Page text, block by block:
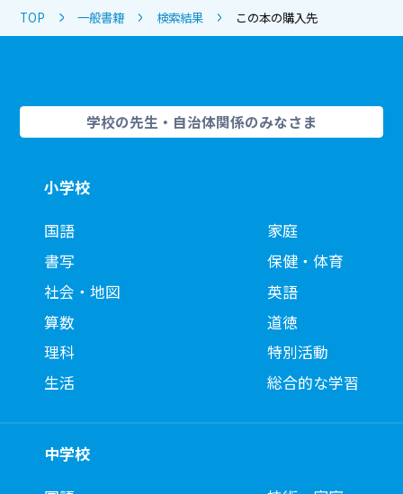
TOP 一般書籍 検索結果 この本の購入先
学校の先生・自治体関係のみなさま
小学校
国語
書写
社会・地図
算数
理科
生活
家庭
保健・体育
英語
道徳
特別活動
総合的な学習
中学校